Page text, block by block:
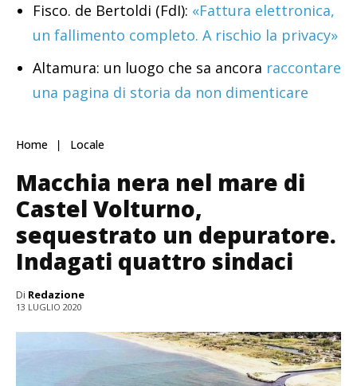
Fisco. de Bertoldi (FdI): «Fattura elettronica,
un fallimento completo. A rischio la privacy»
Altamura: un luogo che sa ancora raccontare
una pagina di storia da non dimenticare
Home Locale
Macchia nera nel mare di
Castel Volturno,
sequestrato un depuratore.
Indagati quattro sindaci
Di Redazione
13 LUGLIO 2020